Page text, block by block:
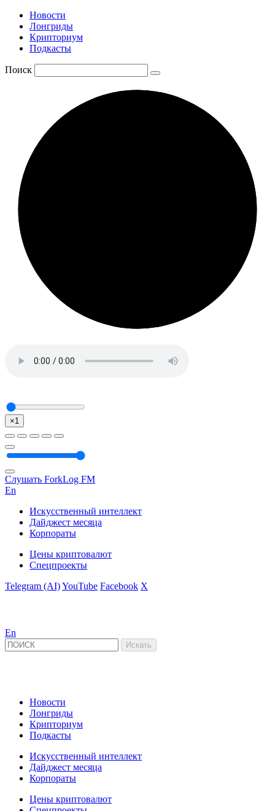
Новости
Лонгриды
Крипториум
Подкасты
Поиск
×1
Слушать ForkLog FM
En
Искусственный интеллект
Дайджест месяца
Корпораты
Цены криптовалют
Спецпроекты
Telegram (AI)YouTube Facebook X
En
Новости
Лонгриды
Крипториум
Подкасты
Искусственный интеллект
Дайджест месяца
Корпораты
Цены криптовалют